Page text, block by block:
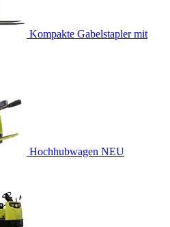
Kompakte Gabelstapler mit
Hochhubwagen NEU